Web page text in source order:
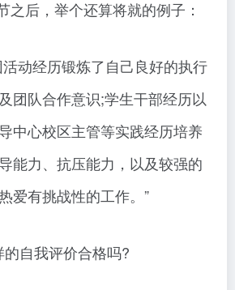
之后，举个还算将就的例子：
动经历锻炼了自己良好的执行
团队合作意识;学生干部经历以
中心校区主管等实践经历培养
能力、抗压能力，以及较强的
爱有挑战性的工作。”
自我评价合格吗?